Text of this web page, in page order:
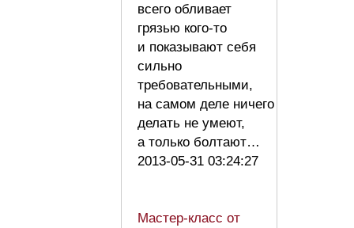
всего обливает
грязью кого-то
и показывают себя
сильно
требовательными,
на самом деле ничего
делать не умеют,
а только болтают…
2013-05-31 03:24:27
Мастер-класс от